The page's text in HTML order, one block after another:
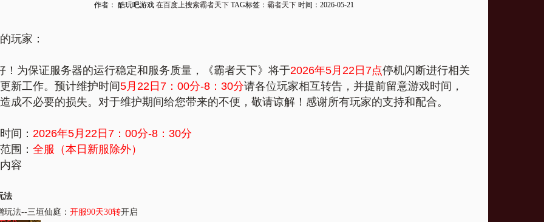
作者： 酷玩吧游戏 在百度上搜索霸者天下 TAG标签： 霸者天下 时间：2026-05-21
玩家：
为保证服务器的运行稳定和服务质量，《霸者天下》将于2026年5月22日7点停机闪断进行相关
新工作。预计维护时间5月22日7：00分-8：30分请各位玩家相互转告，并提前留意游戏时间，
成不必要的损失。对于维护期间给您带来的不便，敬请谅解！感谢所有玩家的支持和配合。
间： 2026年5月22日7：00分-8：30分
围： 全服（本日新服除外）
容
法
玩法--三垣仙庭： 开服90天30转开启